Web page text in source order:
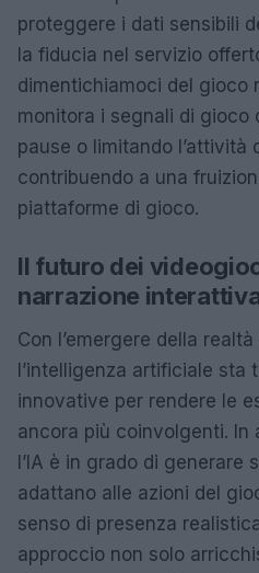
proteggere i dati sensibili
la fiducia nel servizio
dimentichiamoci del gioco
monitora i segnali di gioco
pause o limitando l’attività
contribuendo a una
piattaforme di gioco.
Il futuro dei
narrazione
Con l’emergere della
l’intelligenza artificiale sta
innovative per rendere le
ancora più coinvolgenti. In
l’IA è in grado di generare
adattano alle azioni del
senso di presenza
approccio non solo